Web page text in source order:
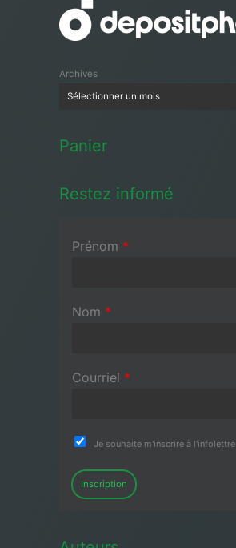
Archives
Panier
Restez informé
Prénom *
Nom *
Courriel *
Je souhaite m'inscrire à l'infolettre
Inscription